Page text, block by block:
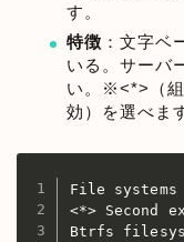
す。
特徴 ：文字ベ
いる。サーバ
い。※<*>（
効）を選べま
File
<*> Second
Btrfs